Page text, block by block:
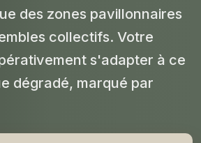
des zones pavillonnaires
collectifs. Votre
s'adapter à ce
dégradé, marqué par